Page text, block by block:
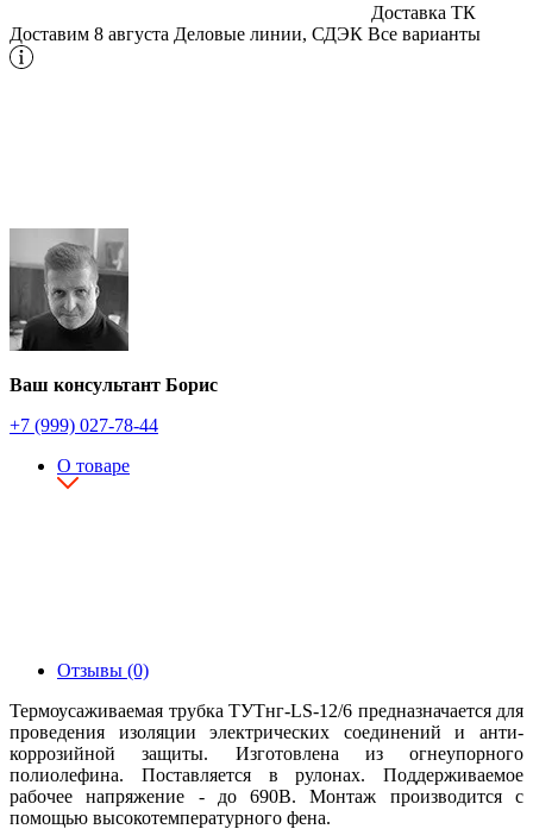
Доставка ТК
Доставим 8 августа Деловые линии, СДЭК Все варианты
Ваш консультант Борис
+7 (999) 027-78-44
О товаре
Отзывы (0)
Термоусаживаемая трубка ТУТнг-LS-12/6 предназначается для
проведения изоляции электрических соединений и анти-
коррозийной защиты. Изготовлена из огнеупорного
полиолефина. Поставляется в рулонах. Поддерживаемое
рабочее напряжение - до 690В. Монтаж производится с
помощью высокотемпературного фена.